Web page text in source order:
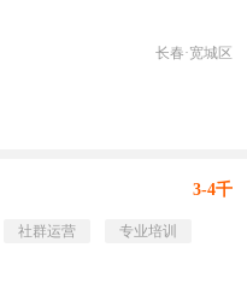
长春·宽城区
3-4千
社群运营
专业培训